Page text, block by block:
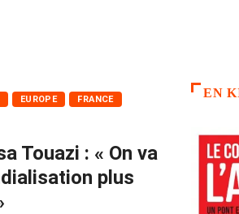
EUROPE FRANCE
Touazi : « On va
plus
EN